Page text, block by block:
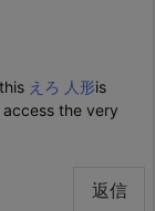
えろ 人形is
the very
返信